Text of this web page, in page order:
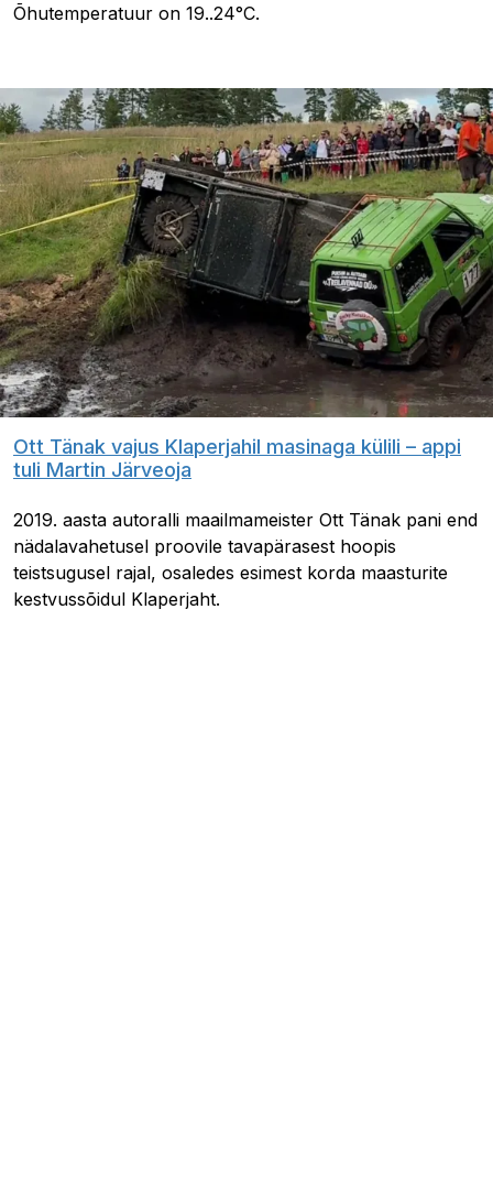
Õhutemperatuur on 19..24°C.
Ott Tänak vajus Klaperjahil masinaga külili – appi
tuli Martin Järveoja
2019. aasta autoralli maailmameister Ott Tänak pani end
nädalavahetusel proovile tavapärasest hoopis
teistsugusel rajal, osaledes esimest korda maasturite
kestvussõidul Klaperjaht.